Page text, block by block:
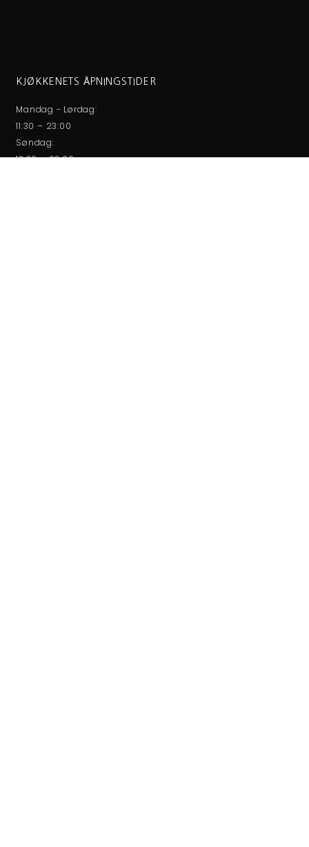
KJØKKENETS ÅPNINGSTIDER
Mandag - Lørdag:
11:30 – 23:00
Søndag:
13:30 – 23:00